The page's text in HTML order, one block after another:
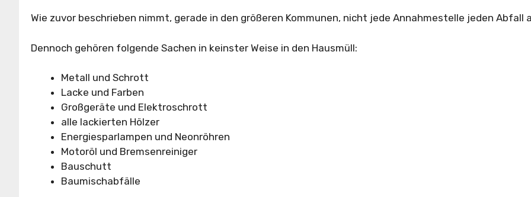
Wie zuvor beschrieben nimmt, gerade in den größeren Kommunen, nicht jede Annahmestelle jeden Abfall
Dennoch gehören folgende Sachen in keinster Weise in den Hausmüll:
Metall und Schrott
Lacke und Farben
Großgeräte und Elektroschrott
alle lackierten Hölzer
Energiesparlampen und Neonröhren
Motoröl und Bremsenreiniger
Bauschutt
Baumischabfälle